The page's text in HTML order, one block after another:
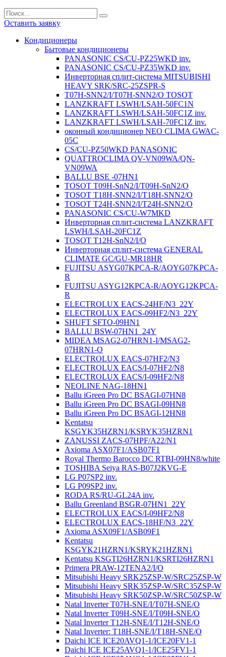
Оставить заявку
Кондиционеры
Бытовые кондиционеры
PANASONIC CS/CU-PZ25WKD inv.
PANASONIC CS/CU-PZ35WKD inv.
Инверторная сплит-система MITSUBISHI
HEAVY SRK/SRC-25ZSPR-S
T07H-SNN2/I/T07H-SNN2/O TOSOT
LANZKRAFT LSWH/LSAH-50FC1N
LANZKRAFT LSWH/LSAH-50FC1Z inv.
LANZKRAFT LSWH/LSAH-70FC1Z inv.
оконный кондиционер NEO CLIMA GWAC-
05C
CS/CU-PZ50WKD PANASONIC
QUATTROCLIMA QV-VN09WA/QN-
VN09WA
BALLU BSE -07HN1
TOSOT T09H-SnN2/I/T09H-SnN2/O
TOSOT T18H-SNN2/I/T18H-SNN2/O
TOSOT T24H-SNN2/I/T24H-SNN2/O
PANASONIC CS/CU-W7MKD
Инверторная сплит-система LANZKRAFT
LSWH/LSAH-20FC1Z
TOSOT T12H-SnN2/I/O
Инверторная сплит-система GENERAL
CLIMATE GC/GU-MR18HR
FUJITSU ASYG07KPCA-R/AOYG07KPCA-
R
FUJITSU ASYG12KPCA-R/AOYG12KPCA-
R
ELECTROLUX EACS-24HF/N3_22Y
ELECTROLUX EACS-09HF2/N3_22Y
SHUFT SFTO-09HN1
BALLU BSW-07HN1_24Y
MIDEA MSAG2-07HRN1-I/MSAG2-
07HRN1-O
ELECTROLUX EACS-07HF2/N3
ELECTROLUX EACS/I-07HF2/N8
ELECTROLUX EACS/I-09HF2/N8
NEOLINE NAG-18HN1
Ballu iGreen Pro DC BSAGI-07HN8
Ballu iGreen Pro DC BSAGI-09HN8
Ballu iGreen Pro DC BSAGI-12HN8
Kentatsu
KSGYK35HZRN1/KSRYK35HZRN1
ZANUSSI ZACS-07HPF/A22/N1
Axioma ASX07F1/ASB07F1
Royal Thermo Barocco DC RTBI-09HN8/white
TOSHIBA Seiya RAS-B07J2KVG-E
LG P07SP2 inv.
LG P09SP2 inv.
RODA RS/RU-GL24A inv.
Ballu Greenland BSGR-07HN1_22Y
ELECTROLUX EACS/I-09HF2/N8
ELECTROLUX EACS-18HF/N3_22Y
Axioma ASX09F1/ASB09F1
Kentatsu
KSGYK21HZRN1/KSRYK21HZRN1
Kentatsu KSGTI26HZRN1/KSRTI26HZRN1
Primera PRAW-12TENA2/I/O
Mitsubishi Heavy SRK25ZSP-W/SRC25ZSP-W
Mitsubishi Heavy SRK35ZSP-W/SRC35ZSP-W
Mitsubishi Heavy SRK50ZSP-W/SRC50ZSP-W
Natal Inverter T07H-SNE/I/T07H-SNE/O
Natal Inverter T09H-SNE/I/T09H-SNE/O
Natal Inverter T12H-SNE/I/T12H-SNE/O
Natal Inverter: T18H-SNE/I/T18H-SNE/O
Daichi ICE ICE20AVQ1-1/ICE20FV1-1
Daichi ICE ICE25AVQ1-1/ICE25FV1-1